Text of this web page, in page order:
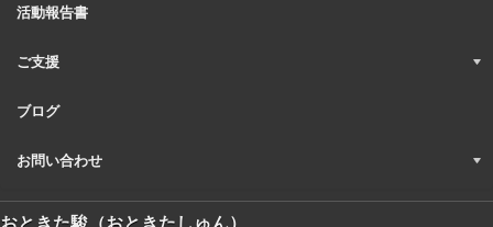
活動報告書
ご支援
ブログ
お問い合わせ
おときた駿（おときたしゅん）